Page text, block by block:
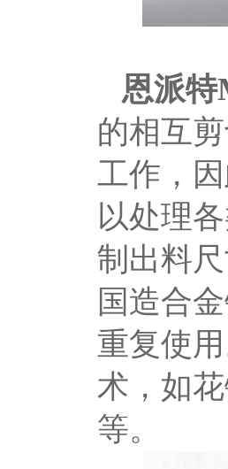
恩派特
的相互
工作，
以处理
制出料
国造合
重复使
术，如
等。